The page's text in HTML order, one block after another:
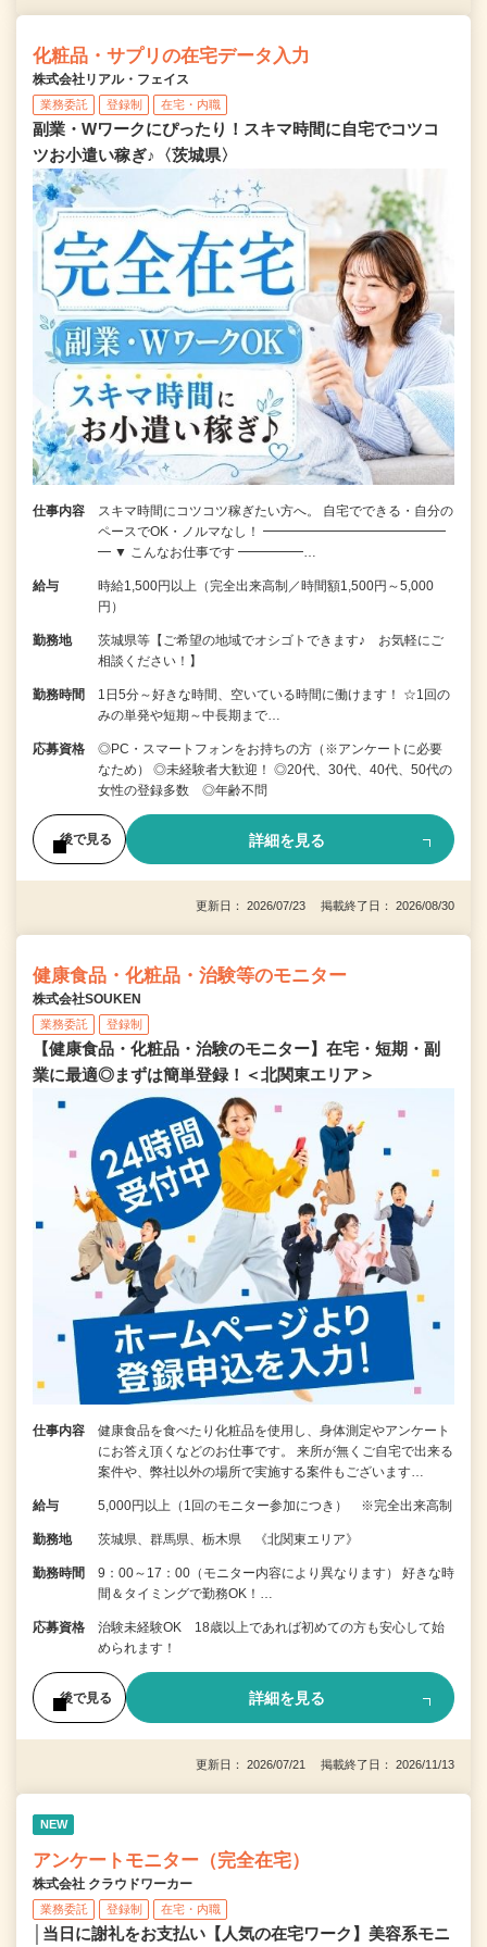
化粧品・サプリの在宅データ入力
株式会社リアル・フェイス
業務委託 登録制 在宅・内職
副業・Wワークにぴったり！スキマ時間に自宅でコツコ
ツお小遣い稼ぎ♪〈茨城県〉
仕事内容
スキマ時間にコツコツ稼ぎたい方へ。 自宅でできる・自分の
ペースでOK・ノルマなし！ ━━━━━━━━━━━━━━
━ ▼ こんなお仕事です ━━━━━…
給与
時給1,500円以上（完全出来高制／時間額1,500円～5,000
円）
勤務地
茨城県等【ご希望の地域でオシゴトできます♪ お気軽にご
相談ください！】
勤務時間
1日5分～好きな時間、空いている時間に働けます！ ☆1回の
みの単発や短期～中長期まで…
応募資格
◎PC・スマートフォンをお持ちの方（※アンケートに必要
なため） ◎未経験者大歓迎！ ◎20代、30代、40代、50代の
女性の登録多数 ◎年齢不問
後で見る 詳細を見る
更新日： 2026/07/23 掲載終了日： 2026/08/30
健康食品・化粧品・治験等のモニター
株式会社SOUKEN
業務委託 登録制
【健康食品・化粧品・治験のモニター】在宅・短期・副
業に最適◎まずは簡単登録！＜北関東エリア＞
仕事内容
健康食品を食べたり化粧品を使用し、身体測定やアンケート
にお答え頂くなどのお仕事です。 来所が無くご自宅で出来る
案件や、弊社以外の場所で実施する案件もございます…
給与 5,000円以上（1回のモニター参加につき） ※完全出来高制
勤務地 茨城県、群馬県、栃木県 《北関東エリア》
勤務時間
9：00～17：00（モニター内容により異なります） 好きな時
間＆タイミングで勤務OK！…
応募資格
治験未経験OK 18歳以上であれば初めての方も安心して始
められます！
後で見る 詳細を見る
更新日： 2026/07/21 掲載終了日： 2026/11/13
NEW
アンケートモニター（完全在宅）
株式会社 クラウドワーカー
業務委託 登録制 在宅・内職
│当日に謝礼をお支払い【人気の在宅ワーク】美容系モニ